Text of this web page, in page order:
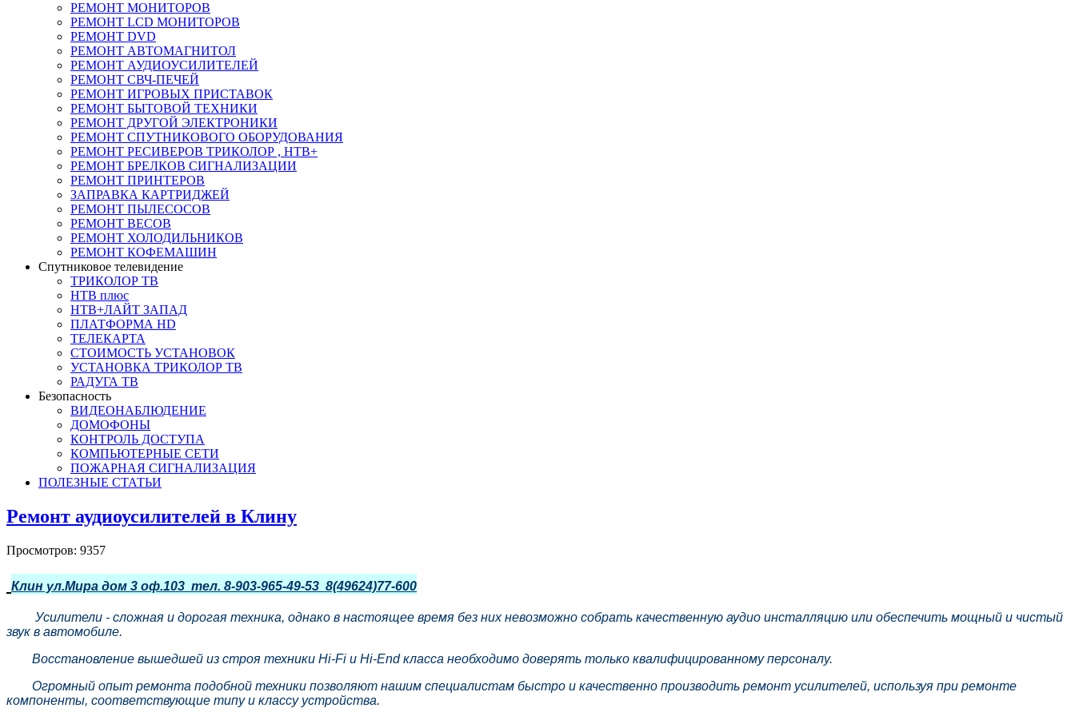
РЕМОНТ МОНИТОРОВ
РЕМОНТ LCD МОНИТОРОВ
РЕМОНТ DVD
РЕМОНТ АВТОМАГНИТОЛ
РЕМОНТ АУДИОУСИЛИТЕЛЕЙ
РЕМОНТ СВЧ-ПЕЧЕЙ
РЕМОНТ ИГРОВЫХ ПРИСТАВОК
РЕМОНТ БЫТОВОЙ ТЕХНИКИ
РЕМОНТ ДРУГОЙ ЭЛЕКТРОНИКИ
РЕМОНТ СПУТНИКОВОГО ОБОРУДОВАНИЯ
РЕМОНТ РЕСИВЕРОВ ТРИКОЛОР , НТВ+
РЕМОНТ БРЕЛКОВ СИГНАЛИЗАЦИИ
РЕМОНТ ПРИНТЕРОВ
ЗАПРАВКА КАРТРИДЖЕЙ
РЕМОНТ ПЫЛЕСОСОВ
РЕМОНТ ВЕСОВ
РЕМОНТ ХОЛОДИЛЬНИКОВ
РЕМОНТ КОФЕМАШИН
Спутниковое телевидение
ТРИКОЛОР ТВ
НТВ плюс
НТВ+ЛАЙТ ЗАПАД
ПЛАТФОРМА HD
ТЕЛЕКАРТА
СТОИМОСТЬ УСТАНОВОК
УСТАНОВКА ТРИКОЛОР ТВ
РАДУГА ТВ
Безопасность
ВИДЕОНАБЛЮДЕНИЕ
ДОМОФОНЫ
КОНТРОЛЬ ДОСТУПА
КОМПЬЮТЕРНЫЕ СЕТИ
ПОЖАРНАЯ СИГНАЛИЗАЦИЯ
ПОЛЕЗНЫЕ СТАТЬИ
Ремонт аудиоусилителей в Клину
Просмотров: 9357
Клин ул.Мира дом 3 оф.103 тел. 8-903-965-49-53 8(49624)77-600
Усилители - сложная и дорогая техника, однако в настоящее время без них невозможно собрать качественную аудио инсталляцию или обеспечить мощный и чистый
звук в автомобиле.
Восстановление вышедшей из строя техники Hi-Fi и Hi-End класса необходимо доверять только квалифицированному персоналу.
Огромный опыт ремонта подобной техники позволяют нашим специалистам быстро и качественно производить ремонт усилителей, используя при ремонте
компоненты, соответствующие типу и классу устройства.